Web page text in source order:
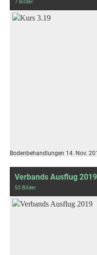
7 Bilder
Bodenbehandlungen 14. Nov.
Verbands Ausflug 2019
53 Bilder